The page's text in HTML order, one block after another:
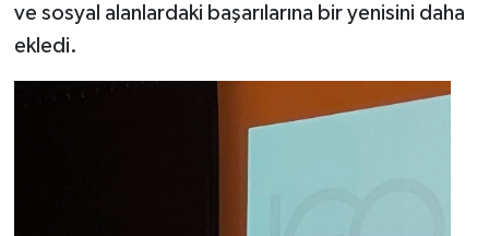
ve sosyal alanlardaki başarılarına bir yenisini daha
ekledi.